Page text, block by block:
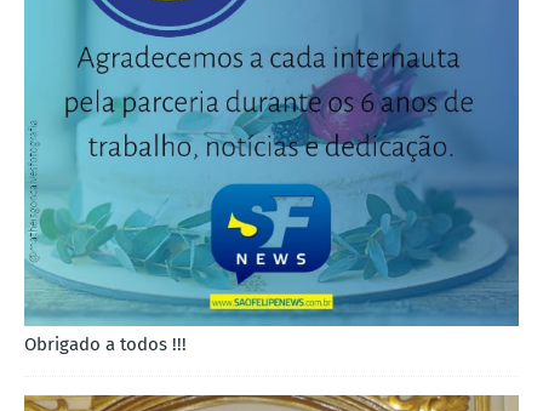
Obrigado a todos !!!